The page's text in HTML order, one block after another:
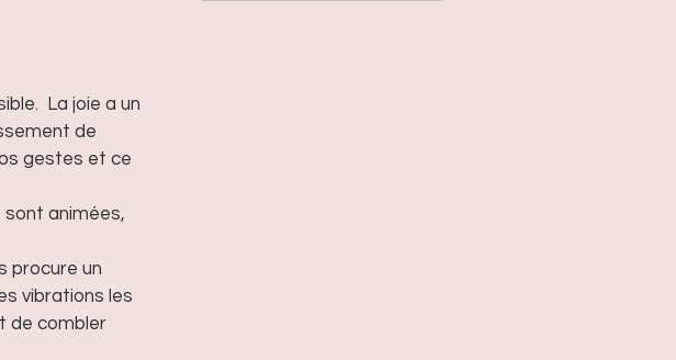
La joie a un
de
gestes et ce
sont animées,
procure un
vibrations les
de combler